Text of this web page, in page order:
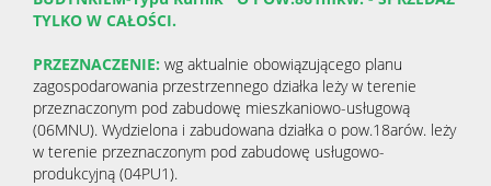
TYLKO W CAŁOŚCI.
PRZEZNACZENIE: wg aktualnie obowiązującego planu
zagospodarowania przestrzennego działka leży w terenie
przeznaczonym pod zabudowę mieszkaniowo-usługową
(06MNU). Wydzielona i zabudowana działka o pow.18arów. leży
w terenie przeznaczonym pod zabudowę usługowo-
produkcyjną (04PU1).